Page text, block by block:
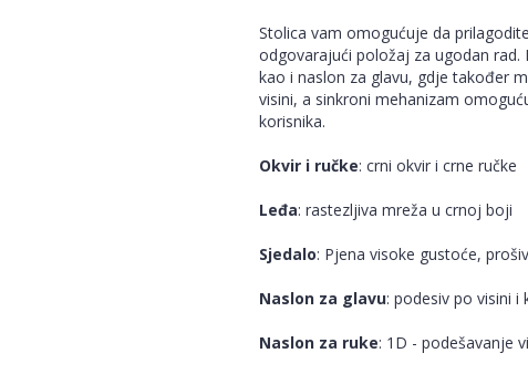
Stolica vam omogućuje da
odgovarajući položaj za ugodan
kao i naslon za glavu, gdje također
visini, a sinkroni mehanizam
korisnika.
Okvir i ručke: crni okvir i crne ručke
Leđa: rastezljiva mreža u crnoj boji
Sjedalo: Pjena visoke gustoće,
Naslon za glavu: podesiv po visini i
Naslon za ruke: 1D - podešavanje